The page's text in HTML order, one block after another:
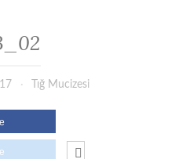
Tığ Mucizesi